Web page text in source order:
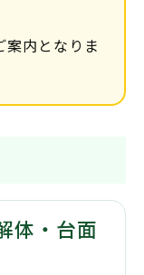
内となりま
体・台面